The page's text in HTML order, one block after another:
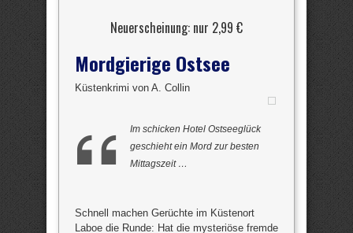
Neuerscheinung: nur 2,99 €
Mordgierige Ostsee
Küstenkrimi von A. Collin
Im schicken Hotel Ostseeglück
geschieht ein Mord zur besten
Mittagszeit …
Schnell machen Gerüchte im Küstenort
Laboe die Runde: Hat die mysteriöse fremde